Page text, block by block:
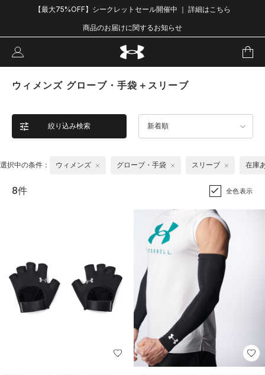
【最大75%OFF】シークレットセール開催中 ｜ 詳細はこちら
商品のお届けに関するお知らせ
ウィメンズ グローブ・手袋＋スリーブ
絞り込み検索 新着順
選択中の条件： ウィメンズ グローブ・手袋 スリーブ 在庫
8件 全色表示